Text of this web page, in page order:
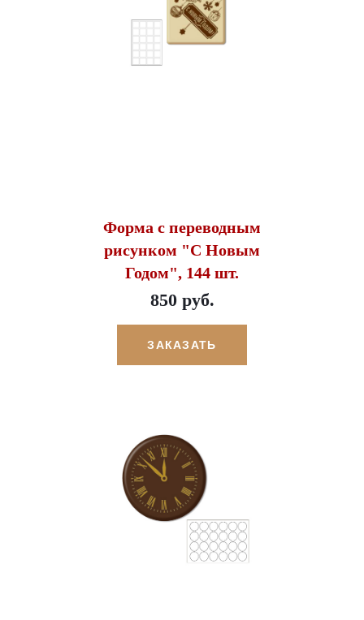
Форма с переводным
рисунком "С Новым
Годом", 144 шт.
850 руб.
ЗАКАЗАТЬ